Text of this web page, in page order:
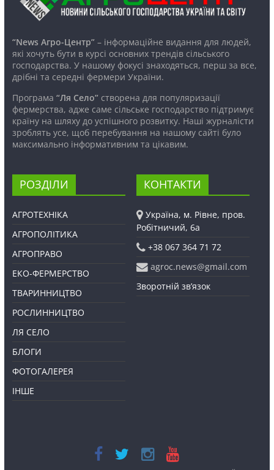
“News Агро-Центр”– інформаційне видання для людей,
які хочуть бути в курсі основних трендів сільського
господарства. У нашому фокусі знаходяться, перш за все,
дрібні та середні фермери України.
Програма “Ля Село”створена для популяризації
фермерства, адже саме сільське господарство підтримує
країну на шляху до успішного розвитку. Наші журналісти
зроблять усе, щоб перебування на нашому сайті було
максимально інформативним та цікавим.
РОЗДІЛИ
АГРОТЕХНІКА
АГРОПОЛІТИКА
АГРОПРАВО
ЕКО-ФЕРМЕРСТВО
ТВАРИННИЦТВО
РОСЛИННИЦТВО
ЛЯ СЕЛО
БЛОГИ
ФОТОГАЛЕРЕЯ
ІНШЕ
КОНТАКТИ
Україна, м. Рівне, пров.
Робітничий, 6а
+38 067 364 71 72
agroc.news@gmail.com
Зворотній зв’язок